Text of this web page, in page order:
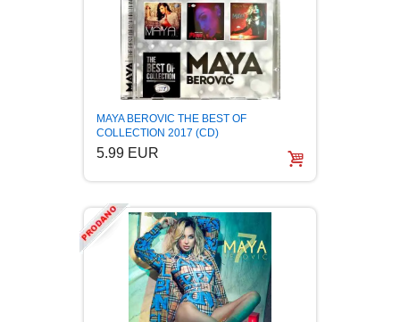
AVANTURISTIČKI
BIOGRAFIJA
BOJANKE ZA ODRASLE
CIKLIT
DRAMA
DRUSTVENA IGRA
NARODNA
ZABAVNA
NEGA TELA
BECUTAN
PAVLODERM
PAVLOVICA KREMA
100% PRIRODNO
MAYA BEROVIC THE BEST OF
COLLECTION 2017 (CD)
5.99 EUR